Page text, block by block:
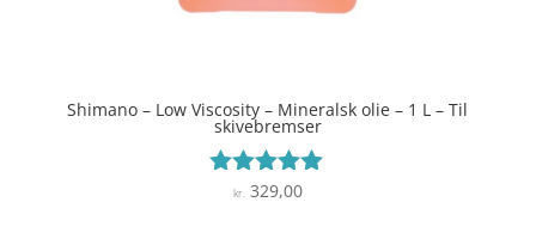
Shimano – Low Viscosity – Mineralsk olie – 1 L – Til
skivebremser
Vurderet
kr. 329,00